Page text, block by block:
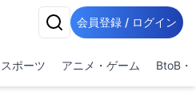
会員登録 / ログイン
スポーツ アニメ・ゲーム BtoB・